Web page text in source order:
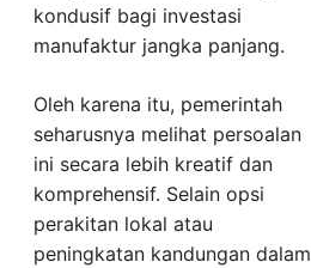
kondusif bagi investasi
manufaktur jangka panjang.
Oleh karena itu, pemerintah
seharusnya melihat persoalan
ini secara lebih kreatif dan
komprehensif. Selain opsi
perakitan lokal atau
peningkatan kandungan dalam